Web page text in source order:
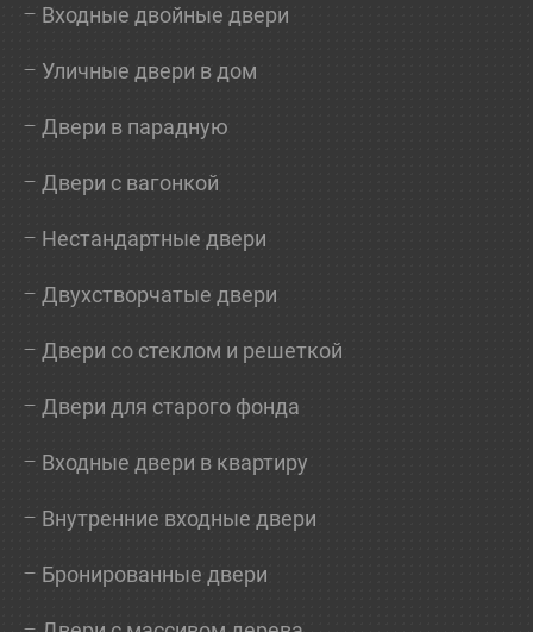
Входные двойные двери
Уличные двери в дом
Двери в парадную
Двери с вагонкой
Нестандартные двери
Двухстворчатые двери
Двери со стеклом и решеткой
Двери для старого фонда
Входные двери в квартиру
Внутренние входные двери
Бронированные двери